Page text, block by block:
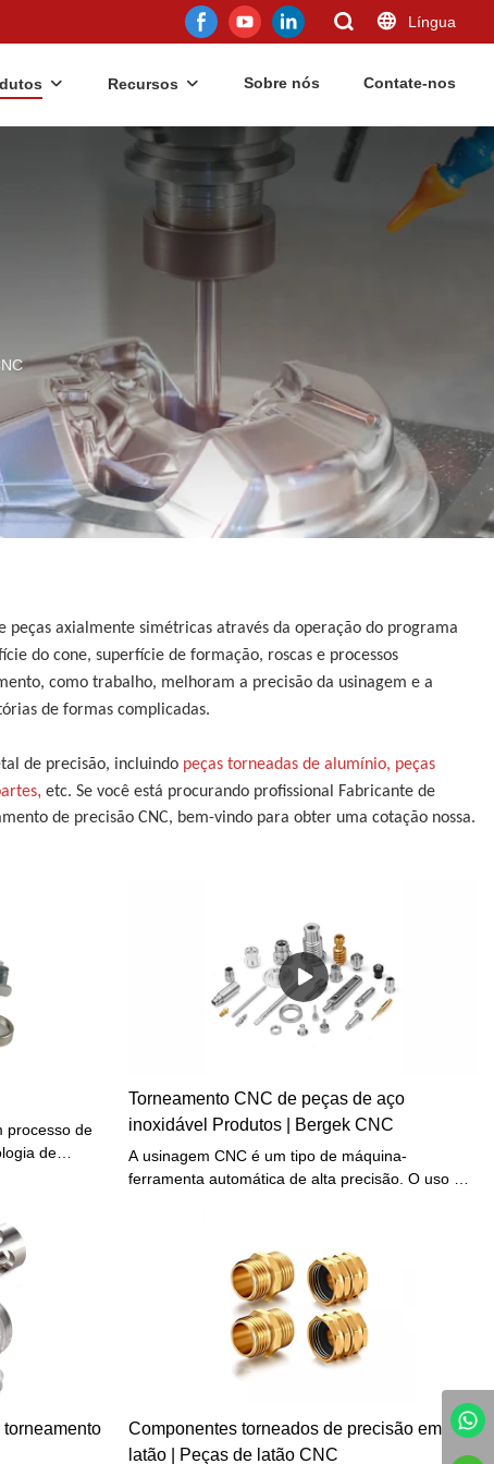
Língua
Recursos Sobre nós Contate-nos
axialmente simétricas através da operação do programa
do cone, superfície de formação, roscas e processos
como trabalho, melhoram a precisão da usinagem e a
de formas complicadas.
de precisão, incluindo peças torneadas de alumínio, peças
artes, etc. Se você está procurando profissional
Fabricante de
de precisão CNC, bem-vindo para obter uma cotação nossa.
processo de
de
tolerâncias
Torneamento CNC de peças de aço
inoxidável Produtos | Bergek CNC
A usinagem CNC é um tipo de máquina-
ferramenta automática de alta precisão. O uso de
eliminar a tecnologia de processamento inverso.
O processo dos tornos CNC é semelhante ao dos
tornos comuns. Então, quais são as vantagens e
características do processamento do torno CNC?
Componentes torneados de precisão em
latão | Peças de latão CNC